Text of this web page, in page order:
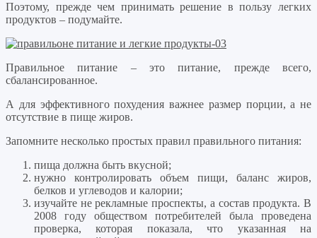
Поэтому, прежде чем принимать решение в пользу легких
продуктов – подумайте.
Правильное питание – это питание, прежде всего,
сбалансированное.
А для эффективного похудения важнее размер порции, а не
отсутствие в пище жиров.
Запомните несколько простых правил правильного питания:
пища должна быть вкусной;
нужно контролировать объем пищи, баланс жиров,
белков и углеводов и калории;
изучайте не рекламные проспекты, а состав продукта. В
2008 году обществом потребителей была проведена
проверка, которая показала, что указанная на